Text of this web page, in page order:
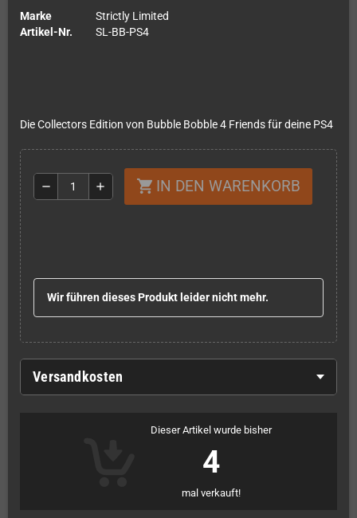
Marke
Strictly Limited
Artikel-Nr.
SL-BB-PS4
Die Collectors Edition von Bubble Bobble 4 Friends für deine PS4
remove add shopping_cart IN DEN WARENKORB
Wir führen dieses Produkt leider nicht mehr.
Versandkosten
Dieser Artikel wurde bisher
4
mal verkauft!